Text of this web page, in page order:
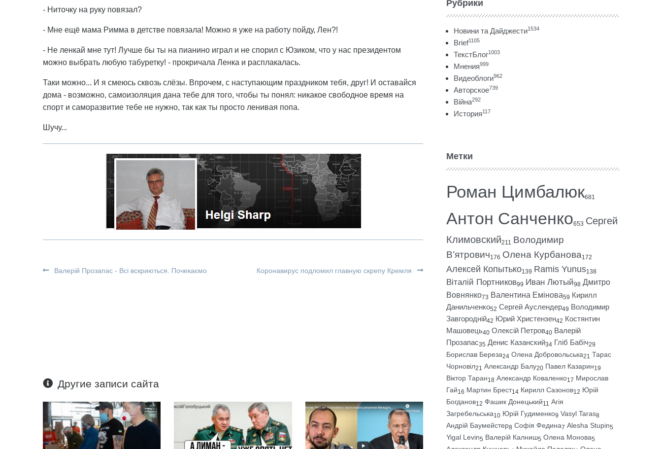
- Ниточку на руку повязал?
- Мне ещё мама Римма в детстве повязала! Можно я уже на работу пойду, Лен?!
- Не ленкай мне тут! Лучше бы ты на пианино играл и не спорил с Юзиком, что у нас президентом
можно выбрать любую табуретку! - прокричала Ленка и расплакалась.
Таки можно... И я смеюсь сквозь слёзы. Впрочем, с наступающим праздником тебя, друг! И оставайся
дома - возможно, самоизоляция дана тебе для того, чтобы ты понял: никакое свободное время на
спорт и саморазвитие тебе не нужно, так как ты просто ленивая попа.
Шучу...
Валерій Прозапас - Всі вскриються. Почекаємо Коронавирус подломил главную скрепу Кремля
Другие записи сайта
Рубрики
Новини та Дайджести1534
Brief1105
ТекстБлог1003
Мнения999
Видеоблоги962
Авторское739
Війна292
История117
Метки
Роман Цимбалюк681
Антон Санченко653 Сергей
Климовский211 Володимир
В’ятрович176 Олена Курбанова172
Алексей Копытько139 Ramis Yunus138
Віталій Портников99 Иван Лютый98 Дмитро
Вовнянко73 Валентина Емінова59 Кирилл
Данильченко52 Сергей Ауслендер49 Володимир
Завгородній42 Юрий Христензен42 Костянтин
Машовець40 Олексій Петров40 Валерій
Прозапас35 Денис Казанский34 Гліб Бабіч29
Борислав Береза24 Олена Добровольська21 Тарас
Чорновіл21 Александр Балу20 Павел Казарин19
Віктор Таран18 Александр Коваленко17 Мирослав
Гай16 Мартин Брест14 Кирилл Сазонов12 Юрій
Богданов12 Фашик Донецький11 Агія
Загребельська10 Юрій Гудименко9 Vasyl Taras8
Андрій Баумейстер8 Софія Федина7 Alesha Stupin5
Yigal Levin5 Валерій Калниш5 Олена Монова5